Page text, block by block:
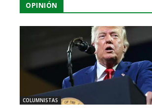
OPINIÓN
COLUMNISTAS